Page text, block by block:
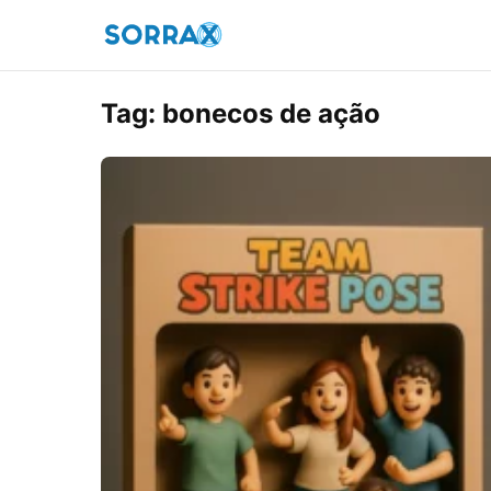
Tag: bonecos de ação